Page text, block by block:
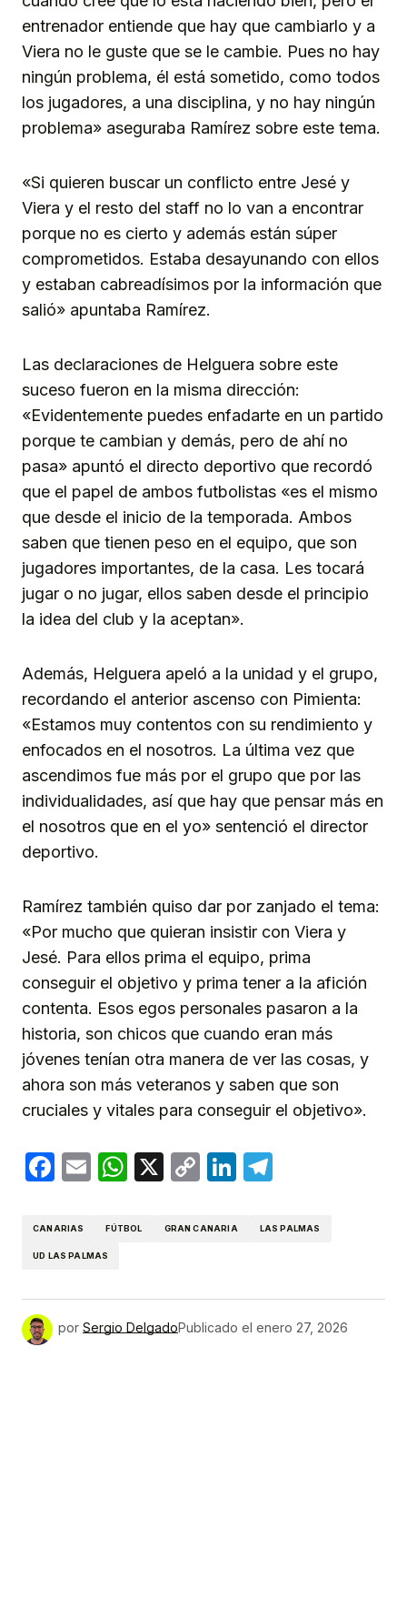
entrenador entiende que hay que cambiarlo y a
Viera no le guste que se le cambie. Pues no hay
ningún problema, él está sometido, como todos
los jugadores, a una disciplina, y no hay ningún
problema» aseguraba Ramírez sobre este tema.
«Si quieren buscar un conflicto entre Jesé y
Viera y el resto del staff no lo van a encontrar
porque no es cierto y además están súper
comprometidos. Estaba desayunando con ellos
y estaban cabreadísimos por la información que
salió» apuntaba Ramírez.
Las declaraciones de Helguera sobre este
suceso fueron en la misma dirección:
«Evidentemente puedes enfadarte en un partido
porque te cambian y demás, pero de ahí no
pasa» apuntó el directo deportivo que recordó
que el papel de ambos futbolistas «es el mismo
que desde el inicio de la temporada. Ambos
saben que tienen peso en el equipo, que son
jugadores importantes, de la casa. Les tocará
jugar o no jugar, ellos saben desde el principio
la idea del club y la aceptan».
Además, Helguera apeló a la unidad y el grupo,
recordando el anterior ascenso con Pimienta:
«Estamos muy contentos con su rendimiento y
enfocados en el nosotros. La última vez que
ascendimos fue más por el grupo que por las
individualidades, así que hay que pensar más en
el nosotros que en el yo» sentenció el director
deportivo.
Ramírez también quiso dar por zanjado el tema:
«Por mucho que quieran insistir con Viera y
Jesé. Para ellos prima el equipo, prima
conseguir el objetivo y prima tener a la afición
contenta. Esos egos personales pasaron a la
historia, son chicos que cuando eran más
jóvenes tenían otra manera de ver las cosas, y
ahora son más veteranos y saben que son
cruciales y vitales para conseguir el objetivo».
Facebook
EmailWhatsApp
X
CopyLinkedIn
CANARIAS FÚTBOL GRAN CANARIA LAS PALMAS
UD LAS PALMAS
por Sergio DelgadoPublicado el enero 27, 2026